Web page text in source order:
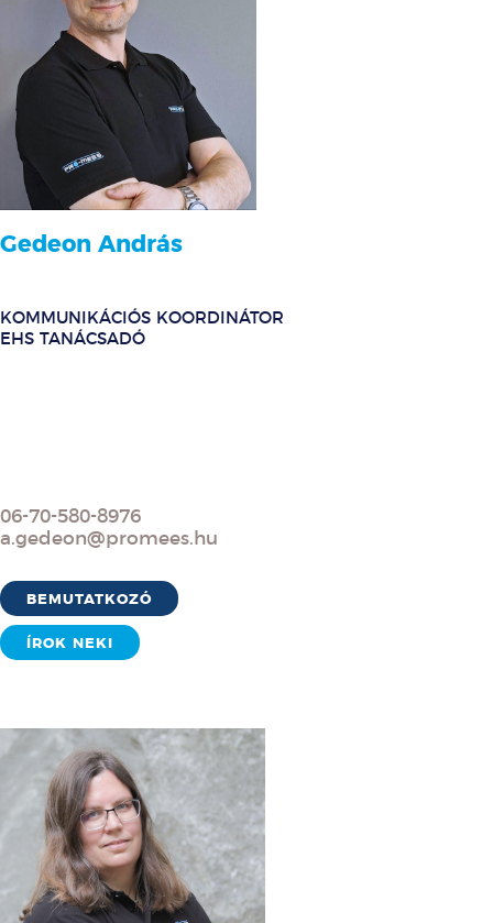
Gedeon András
KOMMUNIKÁCIÓS KOORDINÁTOR
EHS TANÁCSADÓ
06-70-580-8976
a.gedeon@promees.hu
BEMUTATKOZÓ
ÍROK NEKI